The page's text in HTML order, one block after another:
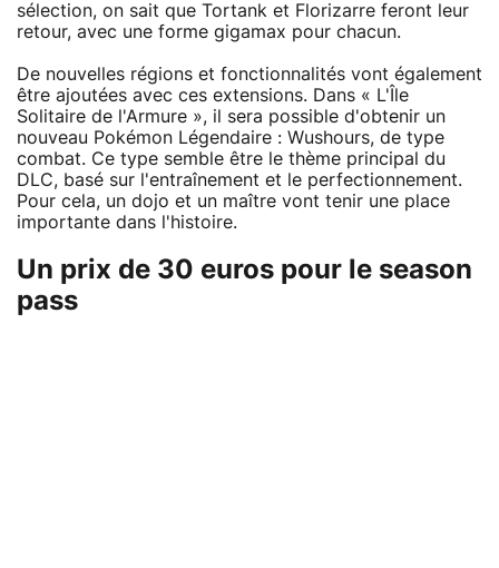
sélection, on sait que Tortank et Florizarre feront leur
retour, avec une forme gigamax pour chacun.
De nouvelles régions et fonctionnalités vont également
être ajoutées avec ces extensions. Dans « L'Île
Solitaire de l'Armure », il sera possible d'obtenir un
nouveau Pokémon Légendaire : Wushours, de type
combat. Ce type semble être le thème principal du
DLC, basé sur l'entraînement et le perfectionnement.
Pour cela, un dojo et un maître vont tenir une place
importante dans l'histoire.
Un prix de 30 euros pour le season
pass